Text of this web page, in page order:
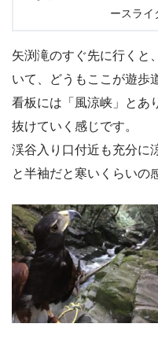
ースライ
矢渕滝のすぐ先に行くと
いて、どうもここが遊歩
看板には「風涼峡」とあ
抜けていく感じです。
渓谷入り口付近も充分に
と半袖だと寒いくらいの